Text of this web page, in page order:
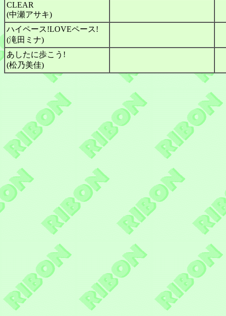
CLEAR
(中瀬アサキ)
ハイペース!LOVEペース!
(滝田ミナ)
あしたに歩こう!
(松乃美佳)